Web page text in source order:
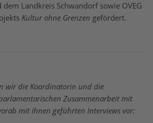
Landkreis Schwandorf sowie OVEG
Kultur ohne Grenzen gefördert.
wir die Koordinatorin und die
Zusammenarbeit mit
mit ihnen geführten Interviews vor: